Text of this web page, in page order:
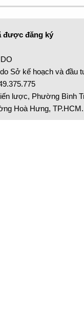
được đăng ký
Sở kế hoạch và đầu
lược, Phường Bình
Hoà Hưng,